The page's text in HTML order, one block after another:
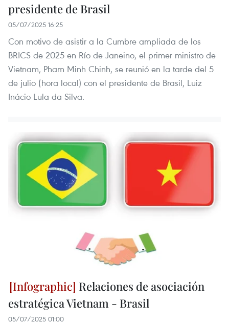
presidente de Brasil
05/07/2025 16:25
Con motivo de asistir a la Cumbre ampliada de los
BRICS de 2025 en Río de Janeino, el primer ministro de
Vietnam, Pham Minh Chinh, se reunió en la tarde del 5
de julio (hora local) con el presidente de Brasil, Luiz
Inácio Lula da Silva.
Relaciones de asociación
estratégica Vietnam - Brasil
05/07/2025 01:00